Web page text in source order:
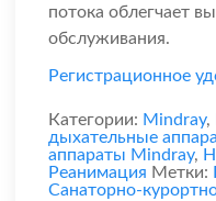
потока облегчает
обслуживания.
Регистрационное
Категории: Mindray,
дыхательные
аппараты Mindray,
Реанимация Метки:
Санаторно-